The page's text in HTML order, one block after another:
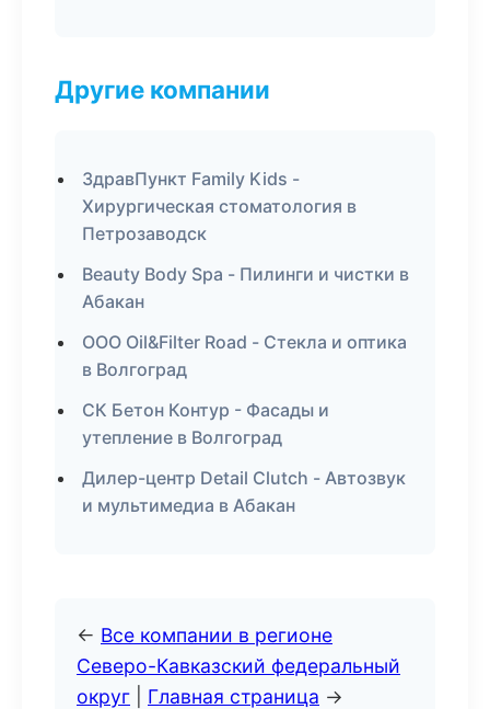
Другие компании
ЗдравПункт Family Kids -
Хирургическая стоматология в
Петрозаводск
Beauty Body Spa - Пилинги и чистки в
Абакан
ООО Oil&Filter Road - Стекла и оптика
в Волгоград
СК Бетон Контур - Фасады и
утепление в Волгоград
Дилер-центр Detail Clutch - Автозвук
и мультимедиа в Абакан
← Все компании в регионе
Северо-Кавказский федеральный
округ
Главная страница →